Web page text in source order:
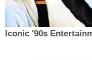
Iconic '90s